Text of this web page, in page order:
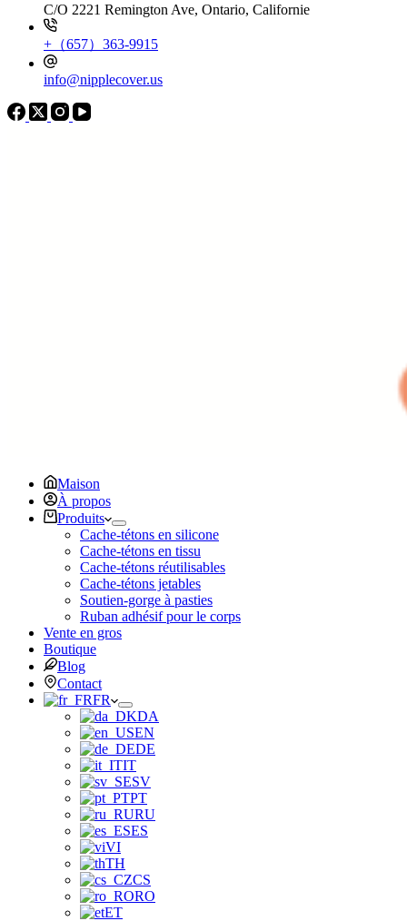
C/O 2221 Remington Ave, Ontario, Californie
+（657）363-9915
info@nipplecover.us
Maison
À propos
Produits
Cache-tétons en silicone
Cache-tétons en tissu
Cache-tétons réutilisables
Cache-tétons jetables
Soutien-gorge à pasties
Ruban adhésif pour le corps
Vente en gros
Boutique
Blog
Contact
FR
DA
EN
DE
IT
SV
PT
RU
ES
VI
TH
CS
RO
ET